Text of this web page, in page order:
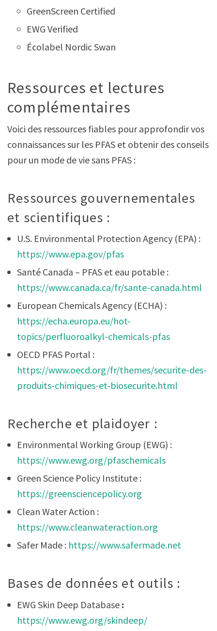
GreenScreen Certified
EWG Verified
Écolabel Nordic Swan
Ressources et lectures
complémentaires
Voici des ressources fiables pour approfondir vos
connaissances sur les PFAS et obtenir des conseils
pour un mode de vie sans PFAS :
Ressources gouvernementales
et scientifiques :
U.S. Environmental Protection Agency (EPA) :
https://www.epa.gov/pfas
Santé Canada – PFAS et eau potable :
https://www.canada.ca/fr/sante-canada.html
European Chemicals Agency (ECHA) :
https://echa.europa.eu/hot-
topics/perfluoroalkyl-chemicals-pfas
OECD PFAS Portal :
https://www.oecd.org/fr/themes/securite-des-
produits-chimiques-et-biosecurite.html
Recherche et plaidoyer :
Environmental Working Group (EWG) :
https://www.ewg.org/pfaschemicals
Green Science Policy Institute :
https://greensciencepolicy.org
Clean Water Action :
https://www.cleanwateraction.org
Safer Made : https://www.safermade.net
Bases de données et outils :
EWG Skin Deep Database :
https://www.ewg.org/skindeep/